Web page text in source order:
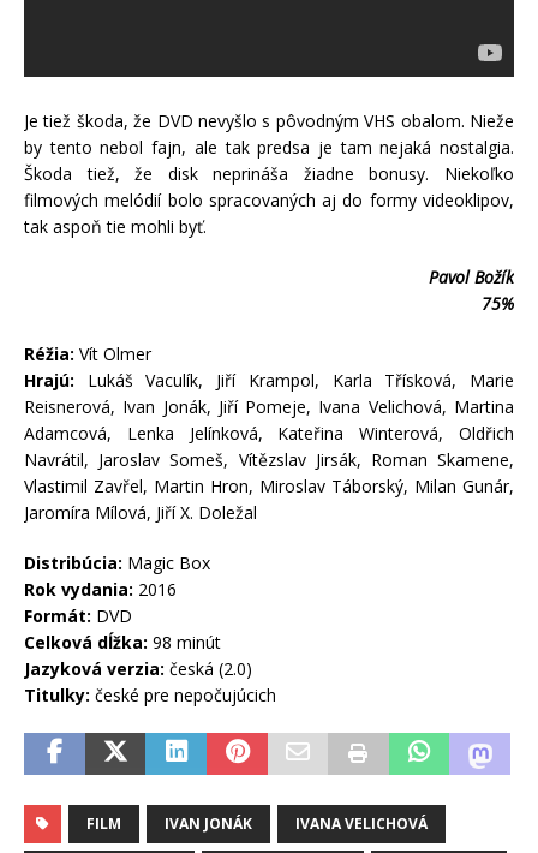
Je tiež škoda, že DVD nevyšlo s pôvodným VHS obalom. Nieže
by tento nebol fajn, ale tak predsa je tam nejaká nostalgia.
Škoda tiež, že disk neprináša žiadne bonusy. Niekoľko
filmových melódií bolo spracovaných aj do formy videoklipov,
tak aspoň tie mohli byť.
Pavol Božík
75%
Réžia: Vít Olmer
Hrajú: Lukáš Vaculík, Jiří Krampol, Karla Třísková, Marie
Reisnerová, Ivan Jonák, Jiří Pomeje, Ivana Velichová, Martina
Adamcová, Lenka Jelínková, Kateřina Winterová, Oldřich
Navrátil, Jaroslav Someš, Vítězslav Jirsák, Roman Skamene,
Vlastimil Zavřel, Martin Hron, Miroslav Táborský, Milan Gunár,
Jaromíra Mílová, Jiří X. Doležal
Distribúcia: Magic Box
Rok vydania: 2016
Formát: DVD
Celková dĺžka: 98 minút
Jazyková verzia: česká (2.0)
Titulky: české pre nepočujúcich
FILM IVAN JONÁK IVANA VELICHOVÁ